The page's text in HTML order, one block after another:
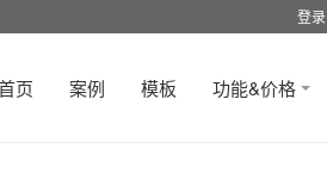
登录
页 案例 模板 功能&价格